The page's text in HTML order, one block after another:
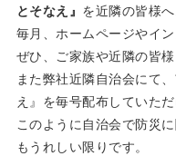
とそなえ』 を近隣の皆様
毎月、ホームページやイ
ぜひ、ご家族や近隣の皆様
また弊社近隣自治会にて
え』を毎号配布していた
このように自治会で防災
もうれしい限りです。